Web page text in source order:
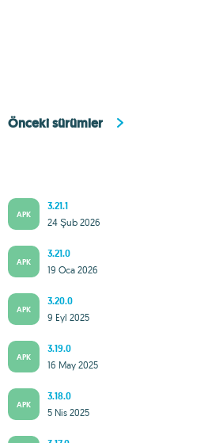
Önceki sürümler
APK
3.21.1
24 Şub 2026
APK
3.21.0
19 Oca 2026
APK
3.20.0
9 Eyl 2025
APK
3.19.0
16 May 2025
APK
3.18.0
5 Nis 2025